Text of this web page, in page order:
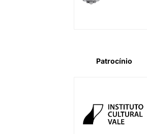
Patrocínio